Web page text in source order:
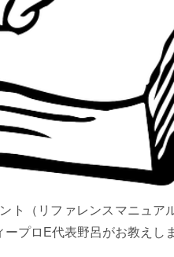
ト（リファレンスマニュア
プロE代表野呂がお教えし